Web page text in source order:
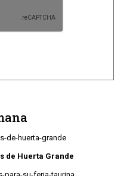
de Huerta Grande